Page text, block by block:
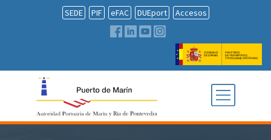
SEDE PIF eFAC DUEport Accesos